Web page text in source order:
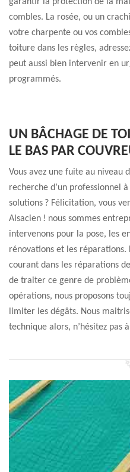
combles. La rosée, ou un
votre charpente ou vos
toiture dans les règles,
peut aussi bien intervenir en
programmés.
UN BÂCHAGE DE
LE BAS PAR
Vous avez une fuite au niveau
recherche d’un professionnel
solutions ? Félicitation, vous
Alsacien ! nous sommes
intervenons pour la pose, les
rénovations et les réparations.
courant dans les réparations
de traiter ce genre de
opérations, nous proposons
limiter les dégâts. Nous
technique alors, n’hésitez pas